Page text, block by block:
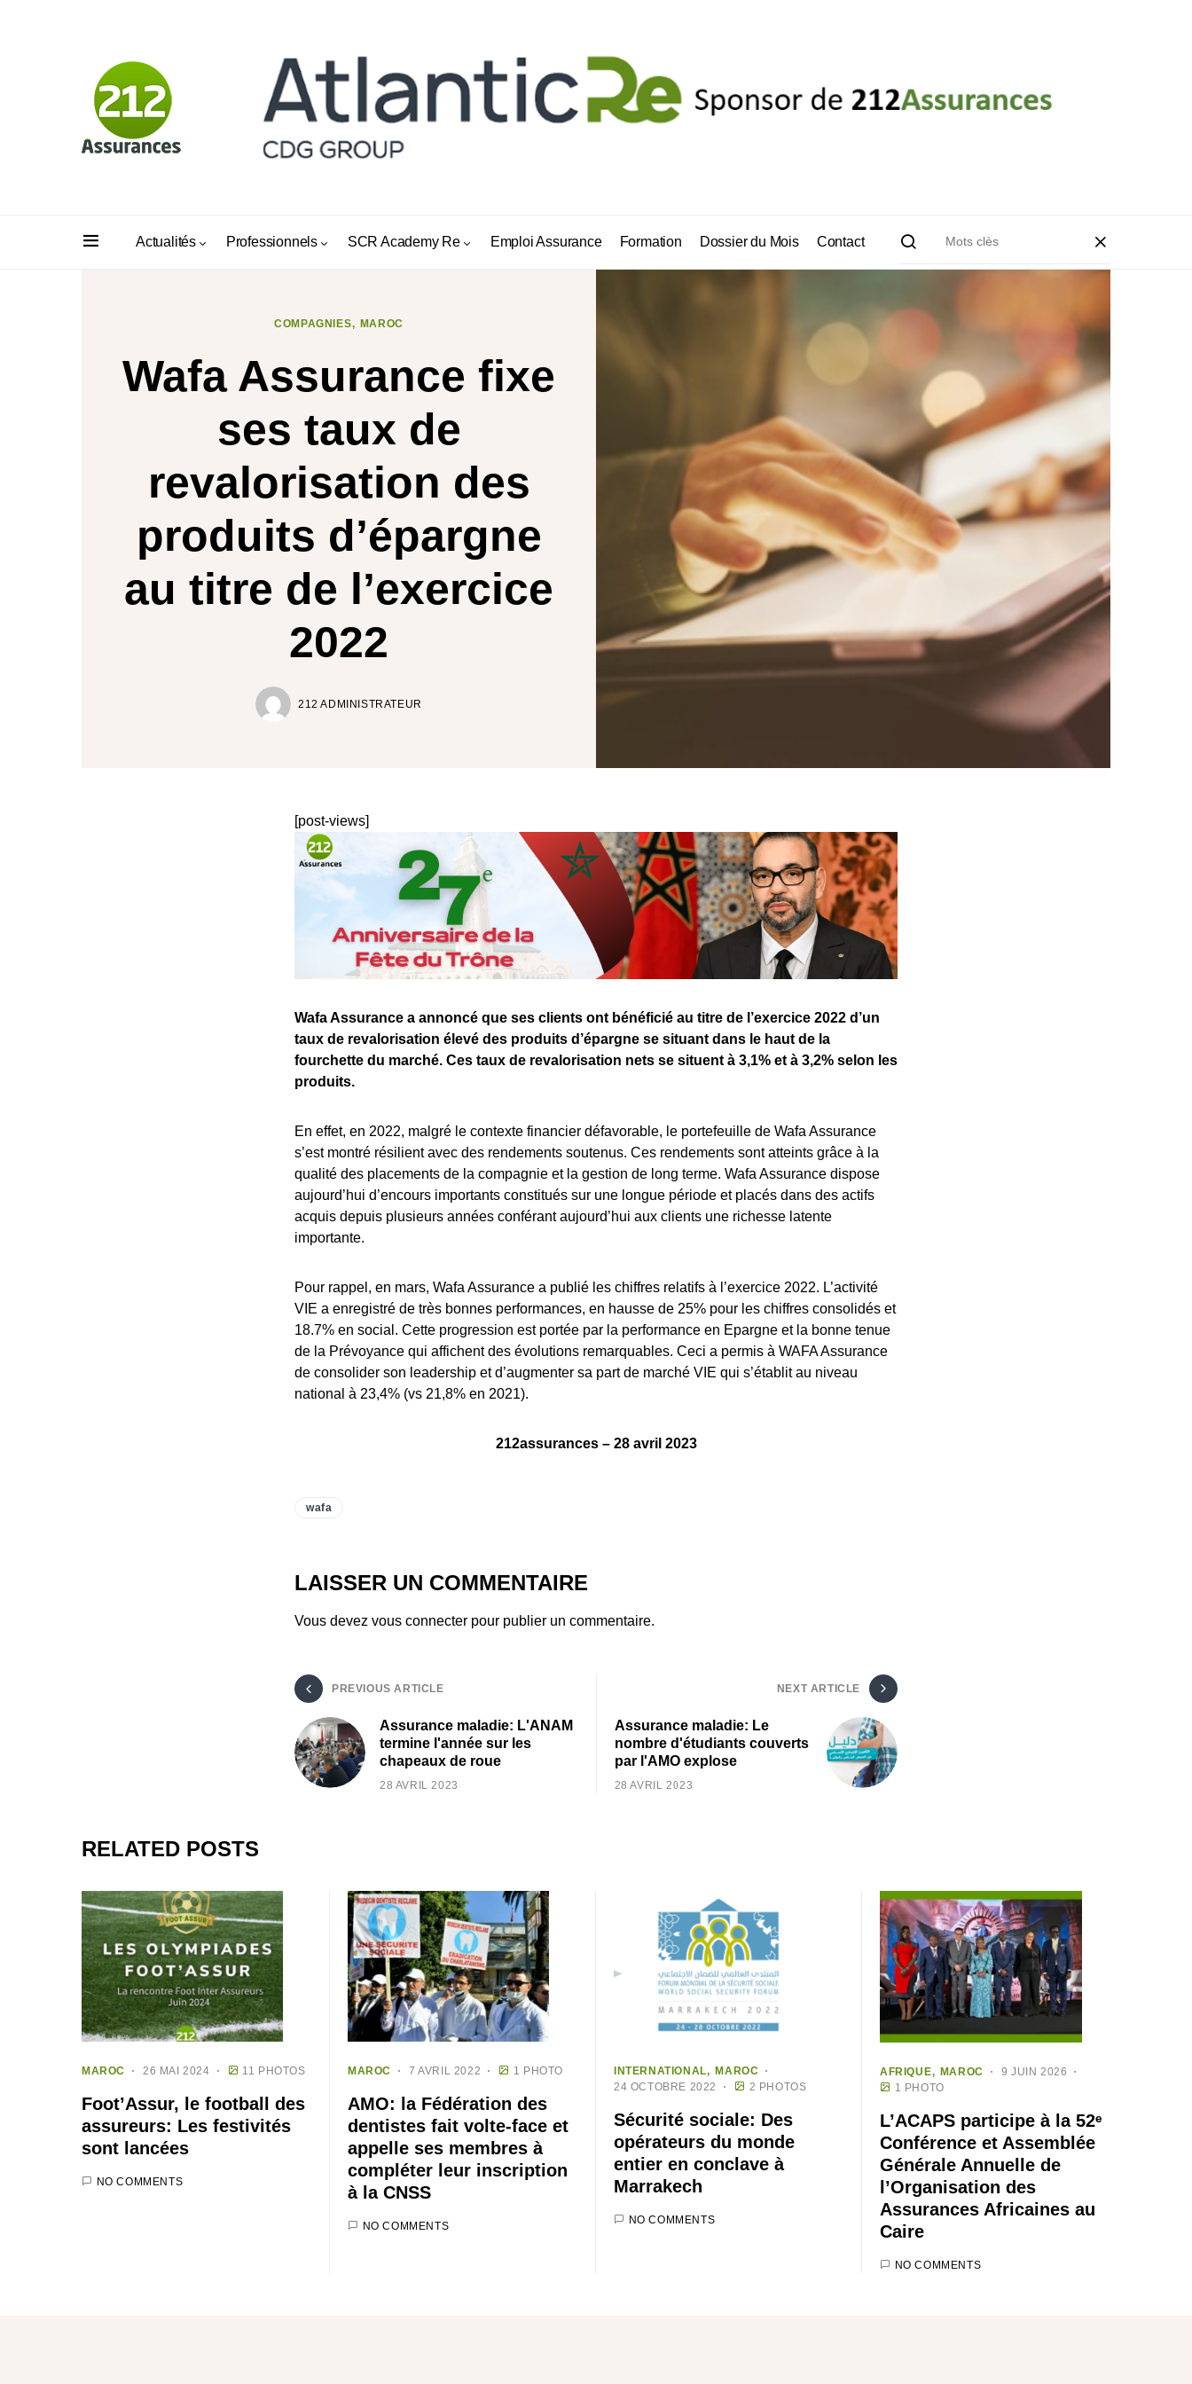
Actualités Professionnels SCR Academy Re Emploi Assurance Formation Dossier du Mois Contact
COMPAGNIES MAROC
Wafa Assurance fixe
ses taux de
revalorisation des
produits d’épargne
au titre de l’exercice
2022
212 ADMINISTRATEUR
[post-views]
Wafa Assurance a annoncé que ses clients ont bénéficié au titre de l’exercice 2022 d’un
taux de revalorisation élevé des produits d’épargne se situant dans le haut de la
fourchette du marché. Ces taux de revalorisation nets se situent à 3,1% et à 3,2% selon les
produits.
En effet, en 2022, malgré le contexte financier défavorable, le portefeuille de Wafa Assurance
s’est montré résilient avec des rendements soutenus. Ces rendements sont atteints grâce à la
qualité des placements de la compagnie et la gestion de long terme. Wafa Assurance dispose
aujourd’hui d’encours importants constitués sur une longue période et placés dans des actifs
acquis depuis plusieurs années conférant aujourd’hui aux clients une richesse latente
importante.
Pour rappel, en mars, Wafa Assurance a publié les chiffres relatifs à l’exercice 2022. L’activité
VIE a enregistré de très bonnes performances, en hausse de 25% pour les chiffres consolidés et
18.7% en social. Cette progression est portée par la performance en Epargne et la bonne tenue
de la Prévoyance qui affichent des évolutions remarquables. Ceci a permis à WAFA Assurance
de consolider son leadership et d’augmenter sa part de marché VIE qui s’établit au niveau
national à 23,4% (vs 21,8% en 2021).
212assurances – 28 avril 2023
wafa
LAISSER UN COMMENTAIRE
Vous devez vous connecter pour publier un commentaire.
PREVIOUS ARTICLE
Assurance maladie: L'ANAM
termine l'année sur les
chapeaux de roue
28 AVRIL 2023
NEXT ARTICLE
Assurance maladie: Le
nombre d'étudiants couverts
par l'AMO explose
28 AVRIL 2023
RELATED POSTS
MAROC 26 MAI 2024 11 PHOTOS
Foot’Assur, le football des
assureurs: Les festivités
sont lancées
NO COMMENTS
MAROC 7 AVRIL 2022 1 PHOTO
AMO: la Fédération des
dentistes fait volte-face et
appelle ses membres à
compléter leur inscription
à la CNSS
NO COMMENTS
INTERNATIONAL
MAROC
24 OCTOBRE 2022
2 PHOTOS
Sécurité sociale: Des
opérateurs du monde
entier en conclave à
Marrakech
NO COMMENTS
AFRIQUE MAROC
9 JUIN 2026
1 PHOTO
L’ACAPS participe à la 52ᵉ
Conférence et Assemblée
Générale Annuelle de
l’Organisation des
Assurances Africaines au
Caire
NO COMMENTS